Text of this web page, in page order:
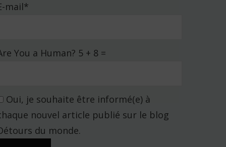
mail*
You a Human? 5 + 8 =
Oui, je souhaite être informé(e) à
nouvel article publié sur le blog
du monde.